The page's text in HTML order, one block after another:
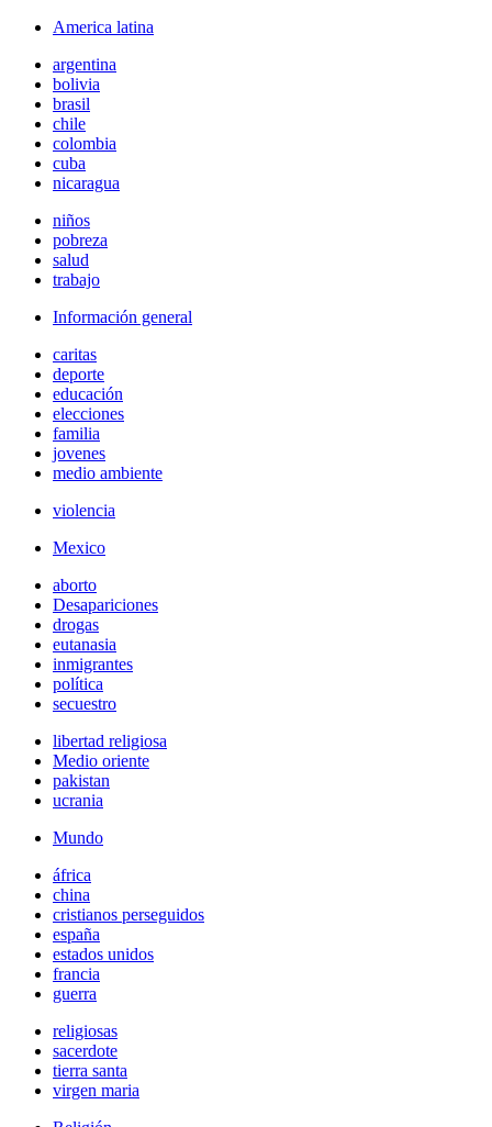
America latina
argentina
bolivia
brasil
chile
colombia
cuba
nicaragua
niños
pobreza
salud
trabajo
Información general
caritas
deporte
educación
elecciones
familia
jovenes
medio ambiente
violencia
Mexico
aborto
Desapariciones
drogas
eutanasia
inmigrantes
política
secuestro
libertad religiosa
Medio oriente
pakistan
ucrania
Mundo
áfrica
china
cristianos perseguidos
españa
estados unidos
francia
guerra
religiosas
sacerdote
tierra santa
virgen maria